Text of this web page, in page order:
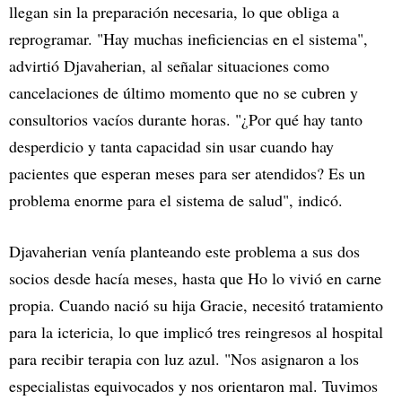
llegan sin la preparación necesaria, lo que obliga a
reprogramar. "Hay muchas ineficiencias en el sistema",
advirtió Djavaherian, al señalar situaciones como
cancelaciones de último momento que no se cubren y
consultorios vacíos durante horas. "¿Por qué hay tanto
desperdicio y tanta capacidad sin usar cuando hay
pacientes que esperan meses para ser atendidos? Es un
problema enorme para el sistema de salud", indicó.
Djavaherian venía planteando este problema a sus dos
socios desde hacía meses, hasta que Ho lo vivió en carne
propia. Cuando nació su hija Gracie, necesitó tratamiento
para la ictericia, lo que implicó tres reingresos al hospital
para recibir terapia con luz azul. "Nos asignaron a los
especialistas equivocados y nos orientaron mal. Tuvimos